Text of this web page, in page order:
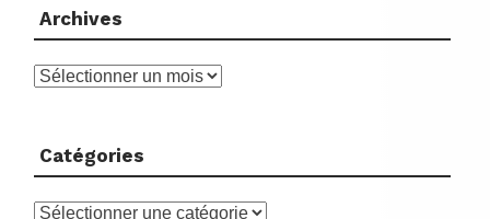
Archives
Archives
Catégories
Catégories